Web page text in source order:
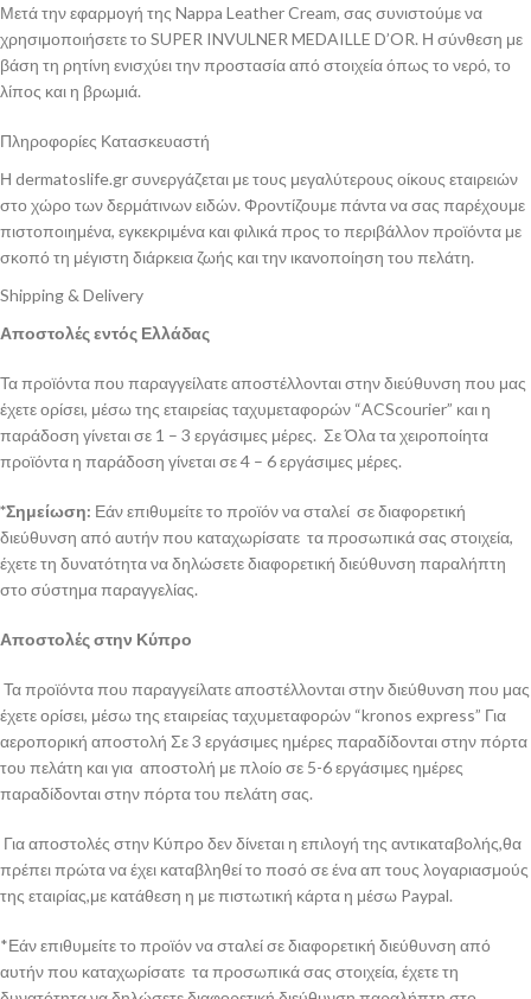
Μετά την εφαρμογή της Nappa Leather Cream, σας συνιστούμε να
χρησιμοποιήσετε το SUPER INVULNER MEDAILLE D’OR. Η σύνθεση με
βάση τη ρητίνη ενισχύει την προστασία από στοιχεία όπως το νερό, το
λίπος και η βρωμιά.
Πληροφορίες Κατασκευαστή
Η dermatoslife.gr συνεργάζεται με τους μεγαλύτερους οίκους εταιρειών
στο χώρο των δερμάτινων ειδών. Φροντίζουμε πάντα να σας παρέχουμε
πιστοποιημένα, εγκεκριμένα και φιλικά προς το περιβάλλον προϊόντα με
σκοπό τη μέγιστη διάρκεια ζωής και την ικανοποίηση του πελάτη.
Shipping & Delivery
Αποστολές εντός Ελλάδας
Τα προϊόντα που παραγγείλατε αποστέλλονται στην διεύθυνση που μας
έχετε ορίσει, μέσω της εταιρείας ταχυμεταφορών “ACScourier” και η
παράδοση γίνεται σε 1 – 3 εργάσιμες μέρες. Σε Όλα τα χειροποίητα
προϊόντα η παράδοση γίνεται σε 4 – 6 εργάσιμες μέρες.
*Σημείωση: Εάν επιθυμείτε το προϊόν να σταλεί σε διαφορετική
διεύθυνση από αυτήν που καταχωρίσατε τα προσωπικά σας στοιχεία,
έχετε τη δυνατότητα να δηλώσετε διαφορετική διεύθυνση παραλήπτη
στο σύστημα παραγγελίας.
Αποστολές στην Κύπρο
Τα προϊόντα που παραγγείλατε αποστέλλονται στην διεύθυνση που μας
έχετε ορίσει, μέσω της εταιρείας ταχυμεταφορών “kronos express” Για
αεροπορική αποστολή Σε 3 εργάσιμες ημέρες παραδίδονται στην πόρτα
του πελάτη και για αποστολή με πλοίο σε 5-6 εργάσιμες ημέρες
παραδίδονται στην πόρτα του πελάτη σας.
Για αποστολές στην Κύπρο δεν δίνεται η επιλογή της αντικαταβολής,θα
πρέπει πρώτα να έχει καταβληθεί το ποσό σε ένα απ τους λογαριασμούς
της εταιρίας,με κατάθεση η με πιστωτική κάρτα η μέσω Paypal.
*Εάν επιθυμείτε το προϊόν να σταλεί σε διαφορετική διεύθυνση από
αυτήν που καταχωρίσατε τα προσωπικά σας στοιχεία, έχετε τη